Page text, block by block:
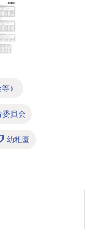
）
委員会
幼稚園